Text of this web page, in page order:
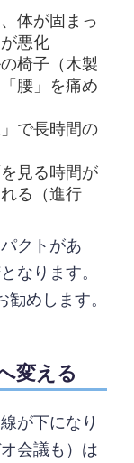
体が固まっ
悪化
椅子（木製
腰」を痛め
で長時間の
見る時間が
る（進行
クトがあ
なります。
めします。
変える
が下になり
会議も）は